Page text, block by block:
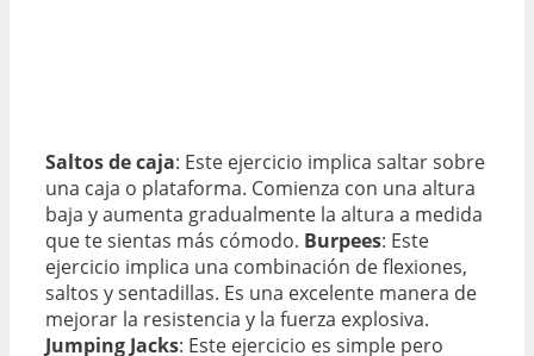
Saltos de caja: Este ejercicio implica saltar sobre
una caja o plataforma. Comienza con una altura
baja y aumenta gradualmente la altura a medida
que te sientas más cómodo. Burpees: Este
ejercicio implica una combinación de flexiones,
saltos y sentadillas. Es una excelente manera de
mejorar la resistencia y la fuerza explosiva.
Jumping Jacks: Este ejercicio es simple pero